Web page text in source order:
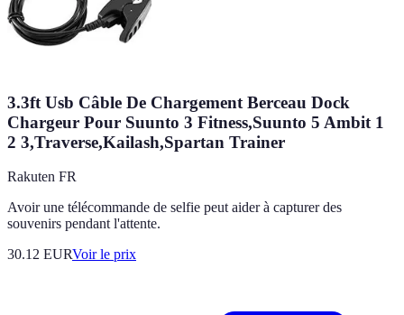
3.3ft Usb Câble De Chargement Berceau Dock
Chargeur Pour Suunto 3 Fitness,Suunto 5 Ambit 1
2 3,Traverse,Kailash,Spartan Trainer
Rakuten FR
Avoir une télécommande de selfie peut aider à capturer des
souvenirs pendant l'attente.
30.12 EURVoir le prix